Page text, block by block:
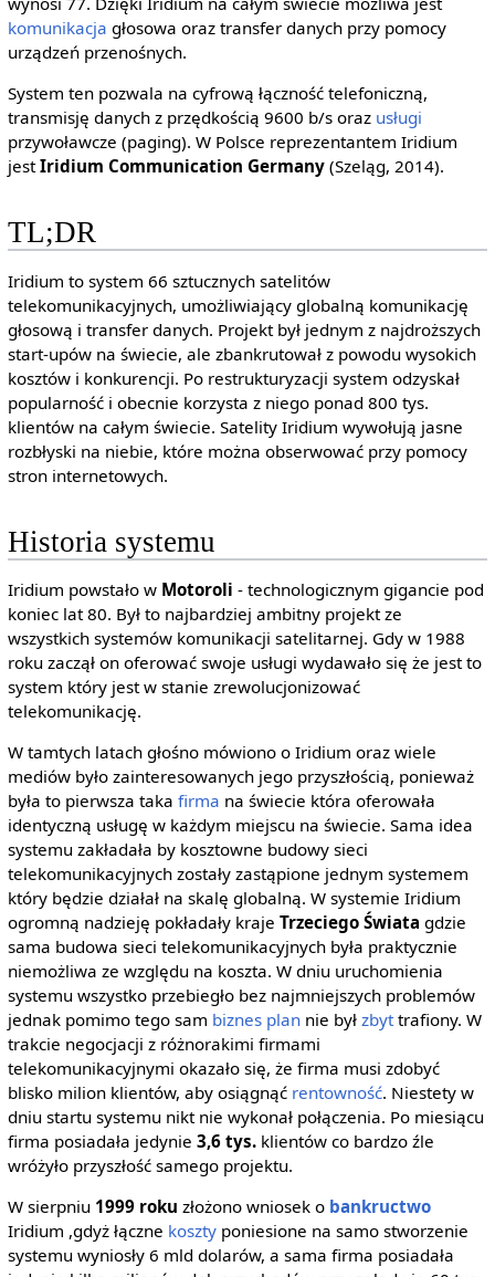
komunikacja głosowa oraz transfer danych przy pomocy
urządzeń przenośnych.
System ten pozwala na cyfrową łączność telefoniczną,
transmisję danych z przędkością 9600 b/s oraz usługi
przywoławcze (paging). W Polsce reprezentantem Iridium
jestIridium Communication Germany(Szeląg, 2014).
TL;DR
Iridium to system 66 sztucznych satelitów
telekomunikacyjnych, umożliwiający globalną komunikację
głosową i transfer danych. Projekt był jednym z najdroższych
start-upów na świecie, ale zbankrutował z powodu wysokich
kosztów i konkurencji. Po restrukturyzacji system odzyskał
popularność i obecnie korzysta z niego ponad 800 tys.
klientów na całym świecie. Satelity Iridium wywołują jasne
rozbłyski na niebie, które można obserwować przy pomocy
stron internetowych.
Historia systemu
Iridium powstało w Motoroli - technologicznym gigancie pod
koniec lat 80. Był to najbardziej ambitny projekt ze
wszystkich systemów komunikacji satelitarnej. Gdy w 1988
roku zaczął on oferować swoje usługi wydawało się że jest to
system który jest w stanie zrewolucjonizować
telekomunikację.
W tamtych latach głośno mówiono o Iridium oraz wiele
mediów było zainteresowanych jego przyszłością, ponieważ
była to pierwsza taka firma na świecie która oferowała
identyczną usługę w każdym miejscu na świecie. Sama idea
systemu zakładała by kosztowne budowy sieci
telekomunikacyjnych zostały zastąpione jednym systemem
który będzie działał na skalę globalną. W systemie Iridium
ogromną nadzieję pokładały kraje Trzeciego Świata gdzie
sama budowa sieci telekomunikacyjnych była praktycznie
niemożliwa ze względu na koszta. W dniu uruchomienia
systemu wszystko przebiegło bez najmniejszych problemów
jednak pomimo tego sam biznes plannie był zbyttrafiony. W
trakcie negocjacji z różnorakimi firmami
telekomunikacyjnymi okazało się, że firma musi zdobyć
blisko milion klientów, aby osiągnąć rentowność. Niestety w
dniu startu systemu nikt nie wykonał połączenia. Po miesiącu
firma posiadała jedynie 3,6 tys.klientów co bardzo źle
wróżyło przyszłość samego projektu.
W sierpniu 1999 roku złożono wniosek o bankructwo
Iridium ,gdyż łączne kosztyponiesione na samo stworzenie
systemu wyniosły 6 mld dolarów, a sama firma posiadała